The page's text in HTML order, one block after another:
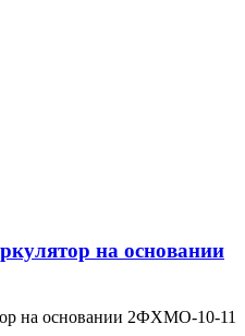
на основании
на основании 2ФХМО-10-11